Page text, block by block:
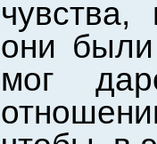
они
мог